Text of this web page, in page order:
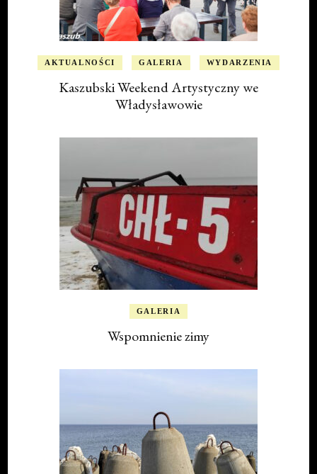
AKTUALNOŚCI GALERIA WYDARZENIA
Kaszubski Weekend Artystyczny we
Władysławowie
GALERIA
Wspomnienie zimy